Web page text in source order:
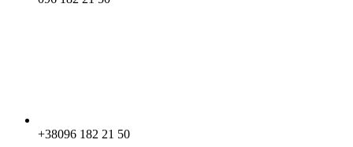
+38096 182 21 50